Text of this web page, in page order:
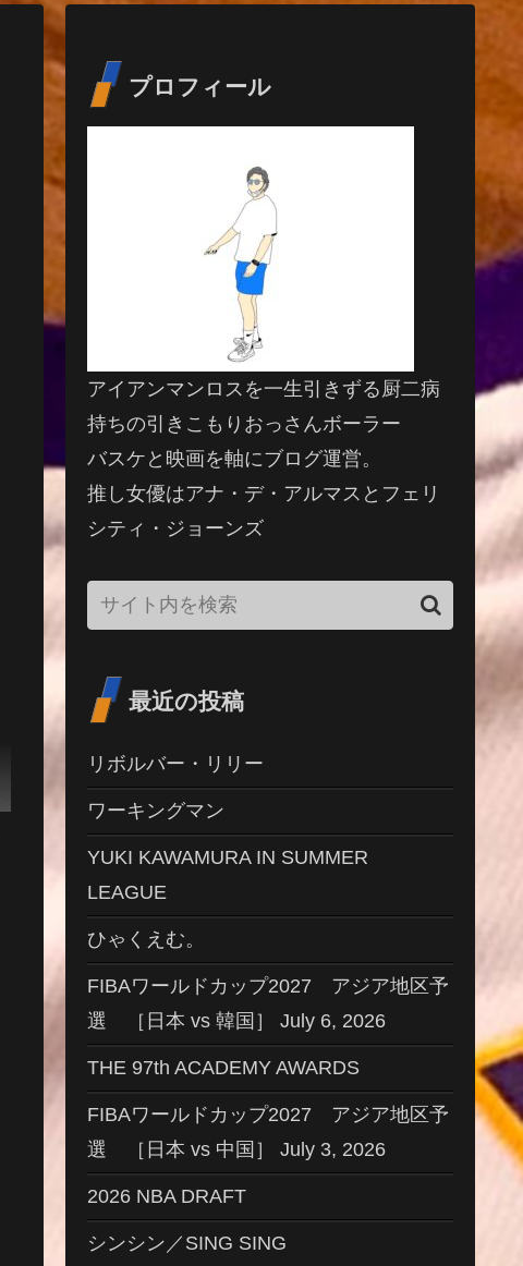
プロフィール
アイアンマンロスを一生引きずる厨二病
持ちの引きこもりおっさんボーラー
バスケと映画を軸にブログ運営。
推し女優はアナ・デ・アルマスとフェリ
シティ・ジョーンズ
最近の投稿
リボルバー・リリー
ワーキングマン
YUKI KAWAMURA IN SUMMER
LEAGUE
ひゃくえむ。
FIBAワールドカップ2027 アジア地区予
選 ［日本 vs 韓国］ July 6, 2026
THE 97th ACADEMY AWARDS
FIBAワールドカップ2027 アジア地区予
選 ［日本 vs 中国］ July 3, 2026
2026 NBA DRAFT
シンシン／SING SING